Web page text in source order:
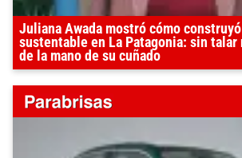
Juliana Awada mostró cómo
sustentable en La Patagonia: sin talar
de la mano de su cuñado